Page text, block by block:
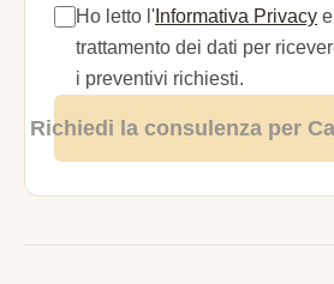
Ho letto l' Informativa Privacy
trattamento dei dati per
i preventivi richiesti.
Richiedi la consulenza per